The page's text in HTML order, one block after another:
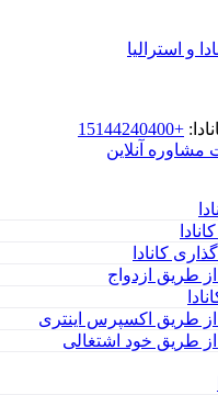
و استرالیا
+15144240400
آنلاین
کانادا
طریق ازدواج
از طریق اکسپرس اینتری
از طریق خود اشتغالی